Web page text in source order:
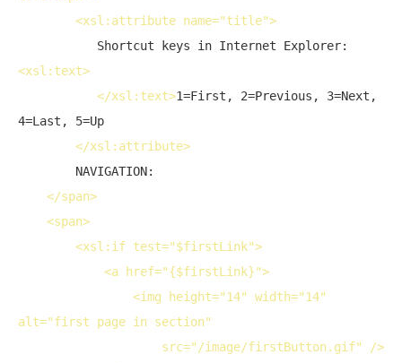
<xsl:attribute name="title">
           Shortcut keys in Internet Explorer:
<xsl:text>
</xsl:text>1=First, 2=Previous, 3=Next,
4=Last, 5=Up
</xsl:attribute>
</span>
<span>
<xsl:if test="$firstLink">
<a href="{$firstLink}">
<img height="14" width
alt="first page in section"
src="/image/firstButton.gif" />